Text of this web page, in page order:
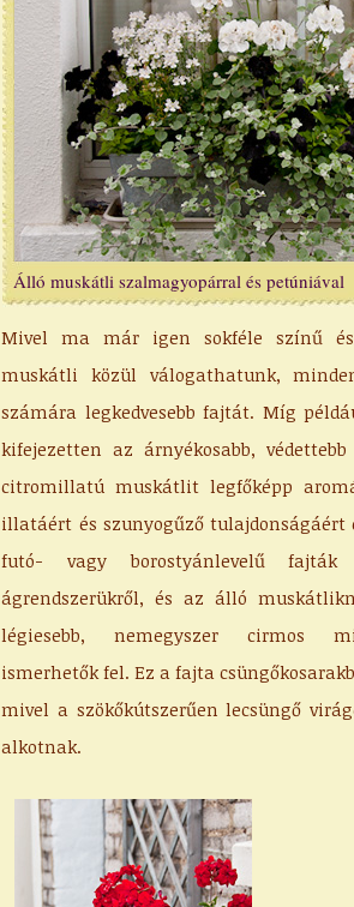
Álló muskátli szalmagyopárral és petúniával
Mivel ma már igen sokféle színű
muskátli közül válogathatunk,
számára legkedvesebb fajtát. Míg
kifejezetten az árnyékosabb,
citromillatú muskátlit legfőképp
illatáért és szunyogűző tulajdonságáért
futó- vagy borostyánlevelű fajták
ágrendszerükről, és az álló
légiesebb, nemegyszer cirmos
ismerhetők fel. Ez a fajta
mivel a szökőkútszerűen lecsüngő
alkotnak.